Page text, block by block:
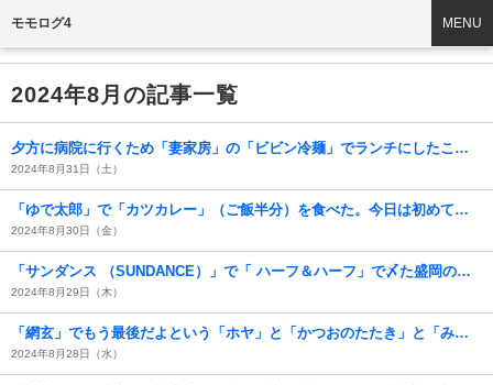
モモログ4 MENU
2024年8月の記事一覧
夕方に病院に行くため「妻家房」の「ビビン冷麺」でランチにしたこと。やっぱり「冷麺」、血糖値はうまくコントロールされ85mg/dL、HbA1cは6.3％。うん、うまかったのだよ（笑）。（妻家房 松屋浅草店：花川戸一丁目）
2024年8月31日（土）
「ゆで太郎」で「カツカレー」（ご飯半分）を食べた。今日は初めて「福神漬け」をトッピングしてみたら、絶対のうまさなのだわ（笑）。（ゆで太郎本所吾妻橋店：墨田区吾妻橋3丁目）
2024年8月30日（金）
「サンダンス （SUNDANCE）」で「 ハーフ＆ハーフ」で〆た盛岡の夜。黒と琥珀の2極が交わる瞬間の美しさと「フィッシュ＆チップス」もうまかったよ（笑）。（サンダンス （SUNDANCE）：盛岡市大通1丁目）
2024年8月29日（木）
「網玄」でもう最後だよという「ホヤ」と「かつおのたたき」と「みずだこ」と「桜海老のかきあげ」と「ミスジのとんかつ」にビールが止まらないのだわ。うまかったよ（笑）。（網玄：盛岡市菜園）
2024年8月28日（水）